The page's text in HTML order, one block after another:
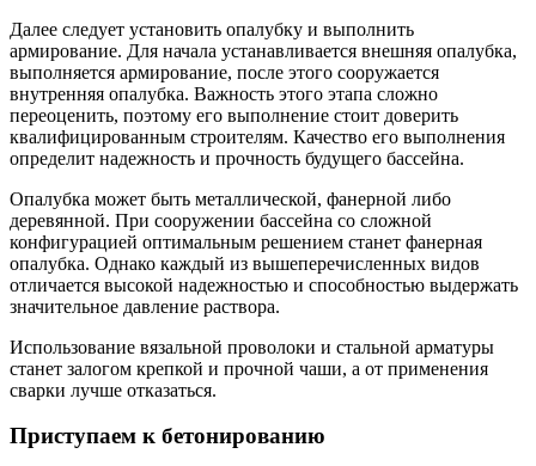
Далее следует установить опалубку и выполнить
армирование. Для начала устанавливается внешняя опалубка,
выполняется армирование, после этого сооружается
внутренняя опалубка. Важность этого этапа сложно
переоценить, поэтому его выполнение стоит доверить
квалифицированным строителям. Качество его выполнения
определит надежность и прочность будущего бассейна.
Опалубка может быть металлической, фанерной либо
деревянной. При сооружении бассейна со сложной
конфигурацией оптимальным решением станет фанерная
опалубка. Однако каждый из вышеперечисленных видов
отличается высокой надежностью и способностью выдержать
значительное давление раствора.
Использование вязальной проволоки и стальной арматуры
станет залогом крепкой и прочной чаши, а от применения
сварки лучше отказаться.
Приступаем к бетонированию